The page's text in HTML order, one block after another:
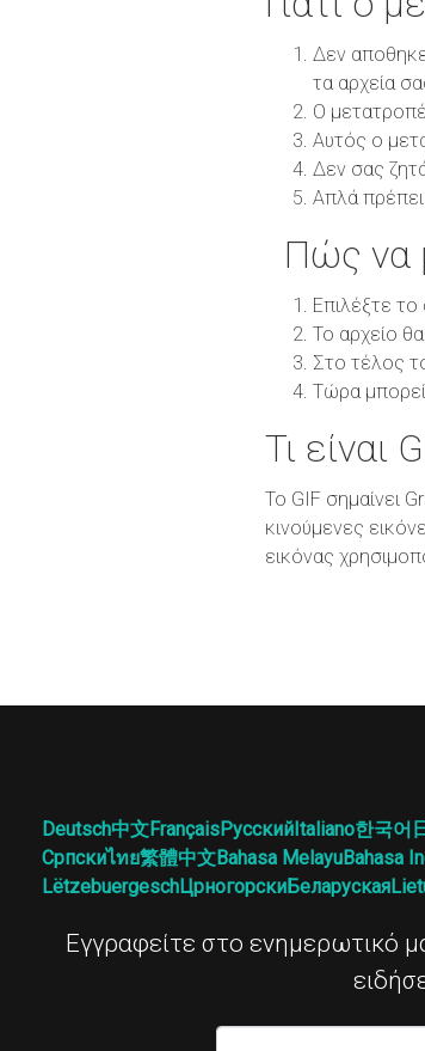
Δεν
τα αρχεία
Ο
Αυτός ο
Δεν σας
Απλά πρέπει
Πώς να
Επιλέξτε
Το αρχείο
Στο τέλος
Τώρα
Τι είναι
Το GIF σημαίνει
κινούμενες
εικόνας
Deutsch中文FrançaisРусскийItaliano한국어
Српскиไทย繁體中文Bahasa MelayuBahasa
LëtzebuergeschЦрногорскиБеларуская
Εγγραφείτε στο ενημερωτικό